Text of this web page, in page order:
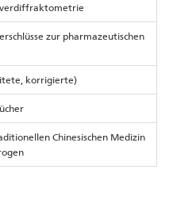
zur pharmazeutischen
korrigierte)
Chinesischen Medizin